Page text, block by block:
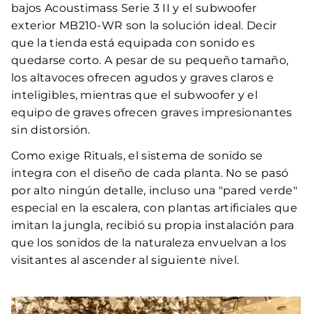
bajos Acoustimass Serie 3 II y el subwoofer
exterior MB210-WR son la solución ideal. Decir
que la tienda está equipada con sonido es
quedarse corto. A pesar de su pequeño tamaño,
los altavoces ofrecen agudos y graves claros e
inteligibles, mientras que el subwoofer y el
equipo de graves ofrecen graves impresionantes
sin distorsión.
Como exige Rituals, el sistema de sonido se
integra con el diseño de cada planta. No se pasó
por alto ningún detalle, incluso una "pared verde"
especial en la escalera, con plantas artificiales que
imitan la jungla, recibió su propia instalación para
que los sonidos de la naturaleza envuelvan a los
visitantes al ascender al siguiente nivel.